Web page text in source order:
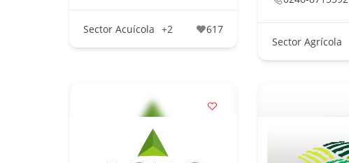
Sector Acuícola +2 617
Sector Agrícola